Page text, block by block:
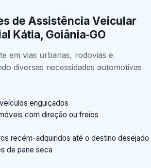
de Assistência Veicular
Kátia, Goiânia‑GO
em vias urbanas, rodovias e
diversas necessidades automotivas
enguiçados
com direção ou freios
recém-adquiridos até o destino desejado
de pane seca